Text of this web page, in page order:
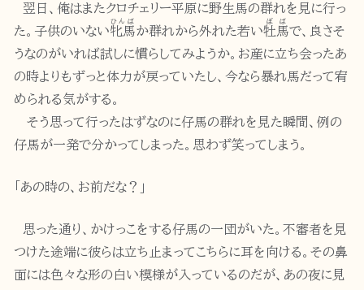
翌日、俺はまたクロチェリー平原に野生馬の群れを見に行っ
た。子供のいない牝馬
ひんば
か群れから外れた若い牡馬
ぼば
で、良さそ
うなのがいれば試しに慣らしてみようか。お産に立ち会ったあ
の時よりもずっと体力が戻っていたし、今なら暴れ馬だって宥
められる気がする。
そう思って行ったはずなのに仔馬の群れを見た瞬間、例の
仔馬が一発で分かってしまった。思わず笑ってしまう。
「あの時の、お前だな？」
思った通り、かけっこをする仔馬の一団がいた。不審者を見
つけた途端に彼らは立ち止まってこちらに耳を向ける。その鼻
面には色々な形の白い模様が入っているのだが、あの夜に見